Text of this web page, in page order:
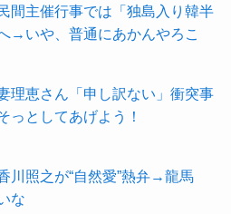
間主催行事では「独島入り韓半
→いや、普通にあかんやろこ
理恵さん「申し訳ない」衝突事
っとしてあげよう！
川照之が“自然愛”熱弁→龍馬
な